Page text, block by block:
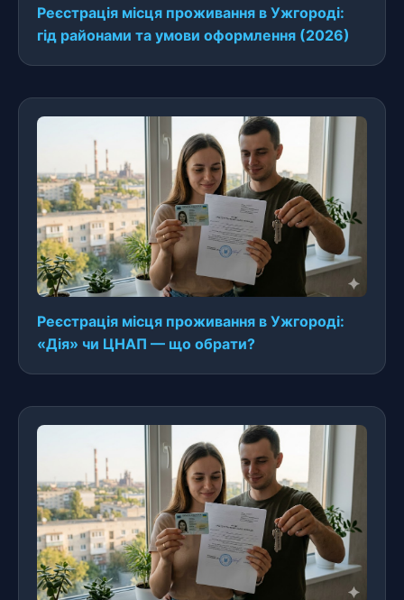
Реєстрація місця проживання в Ужгороді:
гід районами та умови оформлення (2026)
Реєстрація місця проживання в Ужгороді:
«Дія» чи ЦНАП — що обрати?